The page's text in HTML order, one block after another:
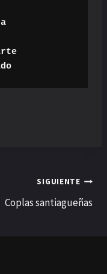
SIGUIENTE
Coplas santiagueñas